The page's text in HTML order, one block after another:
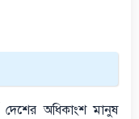
দেশের অধিকাংশ মানুষ